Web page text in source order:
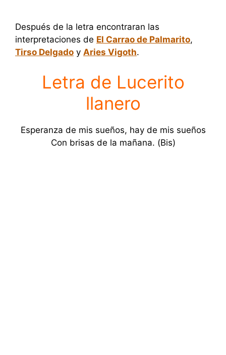
Después de la letra encontraran las
interpretaciones de El Carrao de Palmarito,
Tirso Delgado y Aries Vigoth.
Letra de Lucerito
llanero
Esperanza de mis sueños, hay de mis sueños
Con brisas de la mañana. (Bis)